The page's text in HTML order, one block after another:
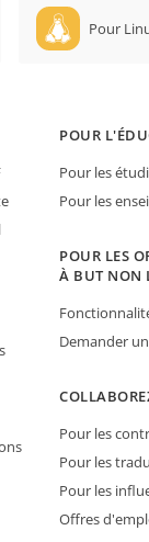
Pour
POUR
Pour les
Pour les
POUR LES
À BUT NON
Demander
Pour les
Pour les
Pour les
Offres